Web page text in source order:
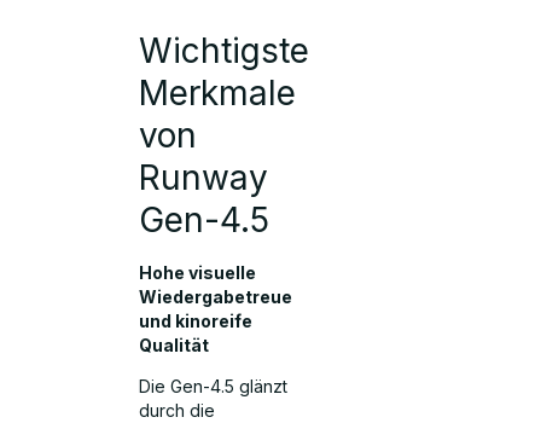
Wichtigste
Merkmale
von
Runway
Gen-4.5
Hohe visuelle
Wiedergabetreue
und kinoreife
Qualität
Die Gen-4.5 glänzt
durch die